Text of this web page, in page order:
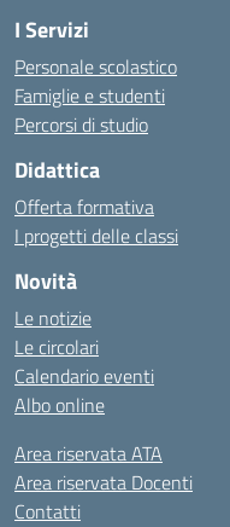
I Servizi
Personale scolastico
Famiglie e studenti
Percorsi di studio
Didattica
Offerta formativa
I progetti delle classi
Novità
Le notizie
Le circolari
Calendario eventi
Albo online
Area riservata ATA
Area riservata Docenti
Contatti